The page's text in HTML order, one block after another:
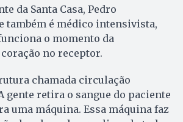
da Santa Casa, Pedro
também é médico intensivista,
o momento da
no receptor.
chamada circulação
gente retira o sangue do paciente
uma máquina. Essa máquina faz